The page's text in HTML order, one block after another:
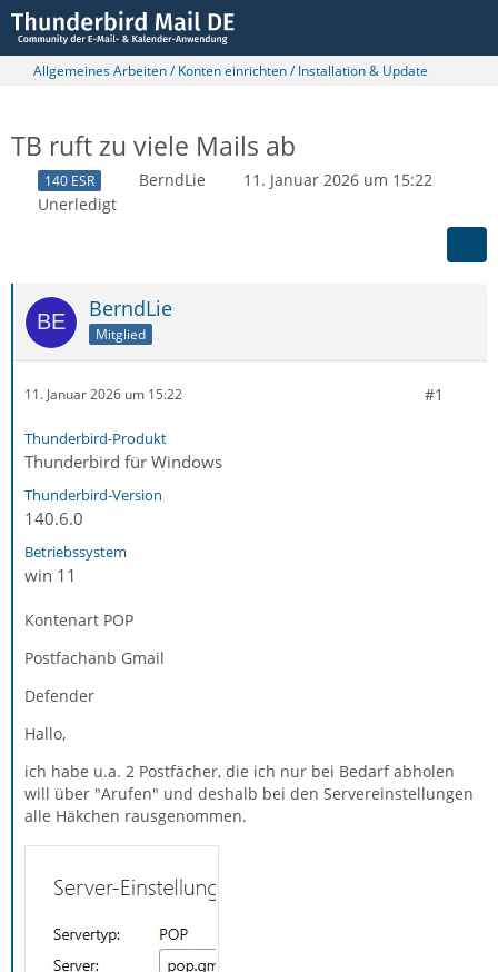
Allgemeines Arbeiten / Konten einrichten / Installation & Update
TB ruft zu viele Mails ab
140 ESR BerndLie
11. Januar 2026 um 15:22
Unerledigt
BerndLie
Mitglied
11. Januar 2026 um 15:22 #1
Thunderbird-Produkt
Thunderbird für Windows
Thunderbird-Version
140.6.0
Betriebssystem
win 11
Kontenart POP
Postfachanb Gmail
Defender
Hallo,
ich habe u.a. 2 Postfächer, die ich nur bei Bedarf abholen
will über "Arufen" und deshalb bei den Servereinstellungen
alle Häkchen rausgenommen.